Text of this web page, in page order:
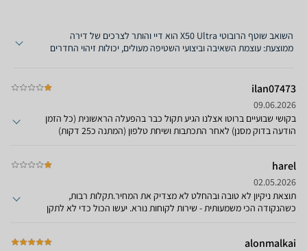
השואב שוטף הרובוטי X50 Ultra הוא דיי והותר לצרכים של דירה
ממוצעת: עוצמת השאיבה וביצועי השטיפה מעולים, יכולות זיהוי החדרים
האמת הרגליים המתרוממות לא הצליחו כמובטח לעלות מעל מסילת
ההזזה שבכניסה למרפסת - ולמארז ג...
ilan07473
09.06.2026
בקושי שבועיים ברוטו אצלנו הגיע תקול כבר בהפעלה הראשונית (כל הזמן
הודעה בדוק מסנן) לאחר התכתבות ושיחת טלפון (המתנה כ25 דקות)
כשבועיים ותנחשו מה?לא תקין ,תקלות חוזרות של ניקוי מסנן לא נכנס
לתחנת עגינה צריך עזרה (תקלה חדשה)התחננו שישלחו טכנאי אבל אין
מענה ...היום ביקשו שוב סירטונים על הבעיה אנחנו מותשים מההתנהלות
רוצים החזר כספי לא רוצים לשמוע על דרימי קחו את המכשיר
בבקשששהההה
harel
02.05.2026
תוצאת ניקיון לא טובה ובהחלט לא מצדיק את המחיר.תקלות רבות,
כשהנקודה הכי משמעותית - שירות לקוחות נורא. יעשו הכול כדי לא לתקן
alonmalkai